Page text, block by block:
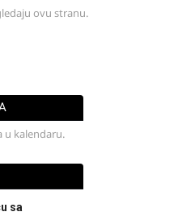
ovu stranu.
u kalendaru.
sa